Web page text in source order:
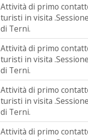
Attività di primo
turisti in visita
di Terni.
Attività di primo
turisti in visita
di Terni.
Attività di primo
turisti in visita
di Terni.
Attività di primo